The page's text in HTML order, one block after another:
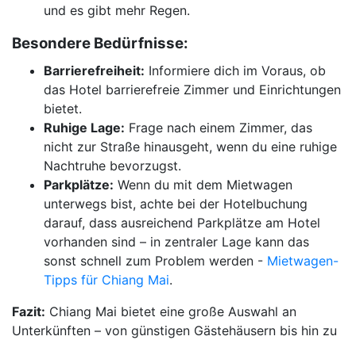
und es gibt mehr Regen.
Besondere Bedürfnisse:
Barrierefreiheit: Informiere dich im Voraus, ob
das Hotel barrierefreie Zimmer und Einrichtungen
bietet.
Ruhige Lage: Frage nach einem Zimmer, das
nicht zur Straße hinausgeht, wenn du eine ruhige
Nachtruhe bevorzugst.
Parkplätze: Wenn du mit dem Mietwagen
unterwegs bist, achte bei der Hotelbuchung
darauf, dass ausreichend Parkplätze am Hotel
vorhanden sind – in zentraler Lage kann das
sonst schnell zum Problem werden - Mietwagen-
Tipps für Chiang Mai.
Fazit: Chiang Mai bietet eine große Auswahl an
Unterkünften – von günstigen Gästehäusern bis hin zu